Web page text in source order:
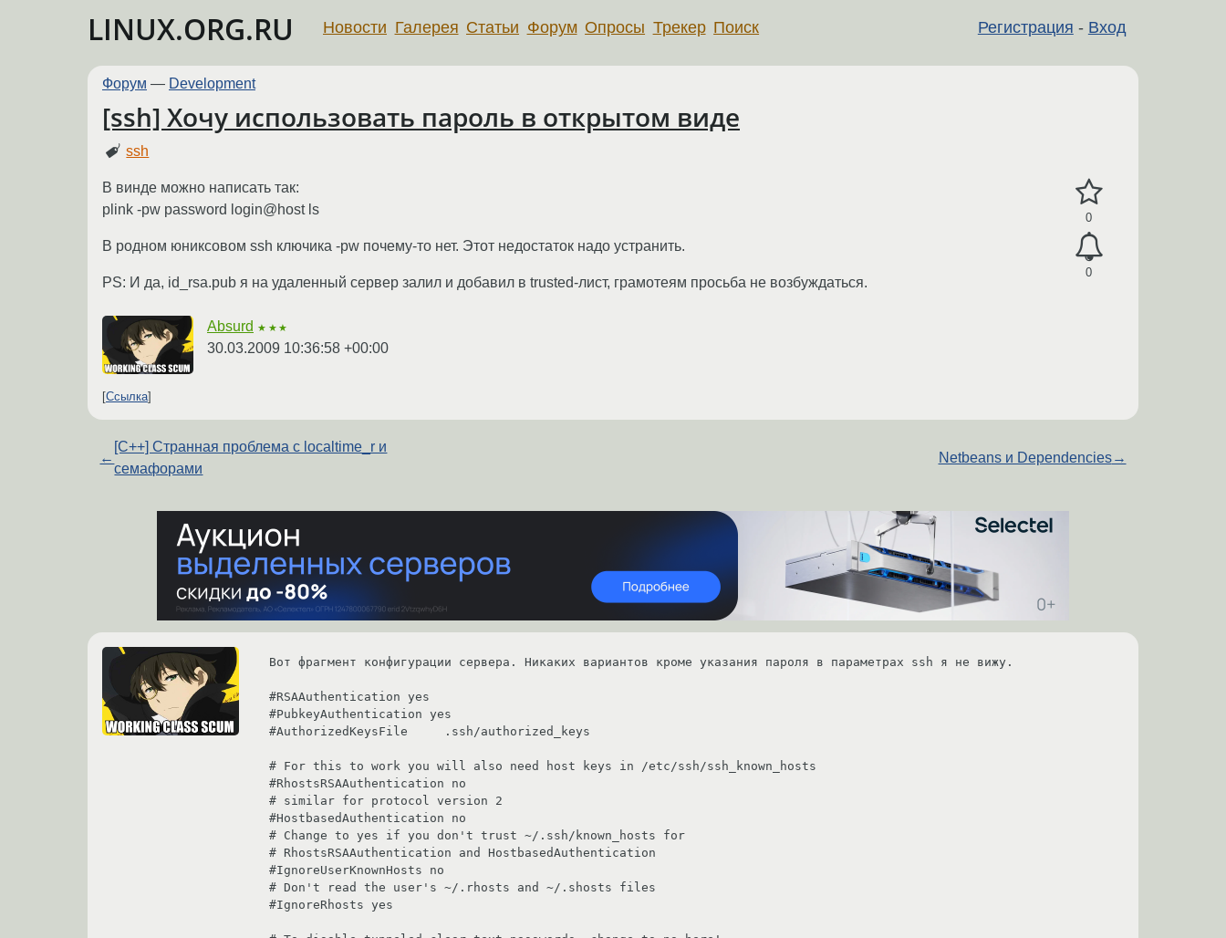
LINUX.ORG.RU Регистрация - Вход
Новости Галерея Статьи Форум Опросы Трекер Поиск
Форум — Development
[ssh] Хочу использовать пароль в открытом виде
ssh
0
0
В винде можно написать так:
plink -pw password login@host ls
В родном юниксовом ssh ключика -pw почему-то нет. Этот недостаток надо устранить.
PS: И да, id_rsa.pub я на удаленный сервер залил и добавил в trusted-лист, грамотеям просьба не возбуждаться.
Absurd ★★★
30.03.2009 10:36:58 +00:00
Ссылка
←
[C++] Странная проблема с localtime_r и
семафорами
Netbeans и Dependencies→
Вот фрагмент конфигурации сервера. Никаких вариантов кроме указания пароля в параметрах ssh я не вижу.
#RSAAuthentication yes
#PubkeyAuthentication yes
#AuthorizedKeysFile     .ssh/authorized_keys
# For this to work you will also need host keys in /etc/ssh/ssh_known_hosts
#RhostsRSAAuthentication no
# similar for protocol version 2
#HostbasedAuthentication no
# Change to yes if you don't trust ~/.ssh/known_hosts for
# RhostsRSAAuthentication and HostbasedAuthentication
#IgnoreUserKnownHosts no
# Don't read the user's ~/.rhosts and ~/.shosts files
#IgnoreRhosts yes